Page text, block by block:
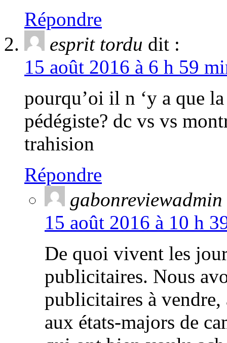
Répondre
esprit tordu dit :
15 août 2016 à 6 h 59
pourqu’oi il n ‘y a que
pédégiste? dc vs vs
trahision
Répondre
gabonreviewadmin
15 août 2016 à 10 h
De quoi vivent les
publicitaires. Nous
publicitaires à
aux états-majors de